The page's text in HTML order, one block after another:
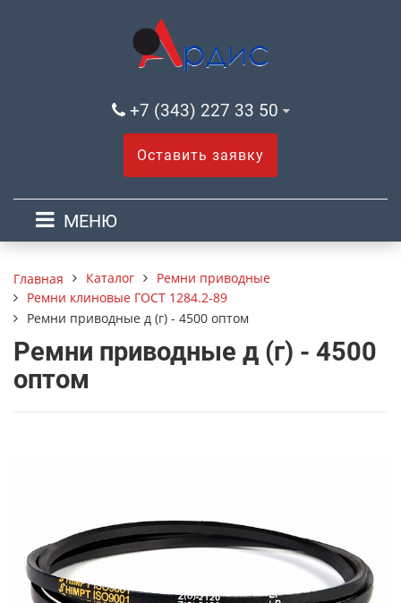
+7 (343) 227 33 50
Оставить заявку
МЕНЮ
Главная Каталог
Ремни приводные
Ремни клиновые ГОСТ 1284.2-89
Ремни приводные д (г) - 4500 оптом
Ремни приводные д (г) - 4500
оптом